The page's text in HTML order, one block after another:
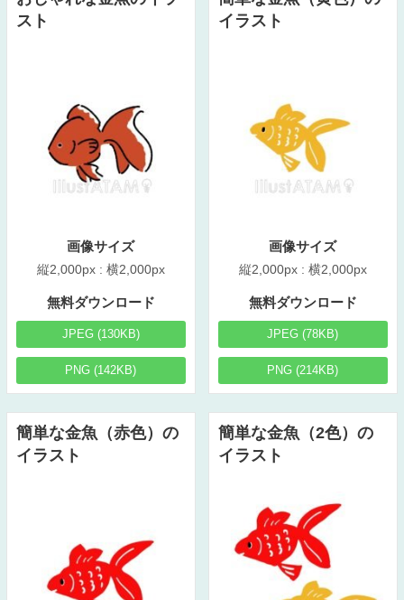
スト
画像サイズ
縦2,000px : 横2,000px
無料ダウンロード
JPEG (130KB)
PNG (142KB)
イラスト
画像サイズ
縦2,000px : 横2,000px
無料ダウンロード
JPEG (78KB)
PNG (214KB)
簡単な金魚（赤色）の
イラスト
簡単な金魚（2色）の
イラスト